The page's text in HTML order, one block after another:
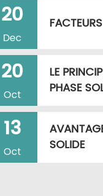
20
Dec
20
Oct
LE
PHASE
13
Oct
SOLIDE